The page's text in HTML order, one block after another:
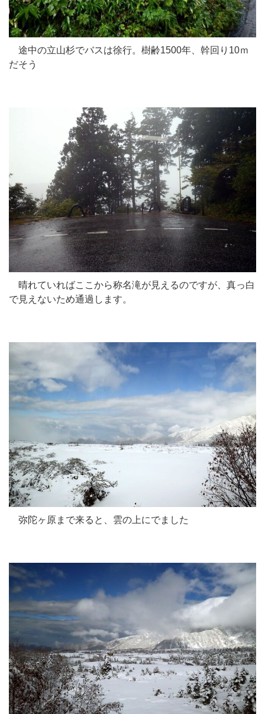
途中の立山杉でバスは徐行。樹齢1500年、幹回り10ｍ
だそう
晴れていればここから称名滝が見えるのですが、真っ白
で見えないため通過します。
弥陀ヶ原まで来ると、雲の上にでました